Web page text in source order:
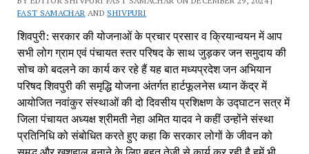
FAST SAMACHAR AND SHIVPURI
शिवपुरी: सरकार की योजनाओं के प्रचार प्रसार व क्रियान्वयन में आप
सभी लोग ग्राम एवं पंचायत स्तर परिषद के साथ जुड़कर जन समुदाय की
सोच को बदलने का कार्य कर रहे हैं यह बात मध्यप्रदेश जन अभियान
परिषद शिवपुरी की समृद्धि योजना अंतर्गत हार्टफूलनेस ध्यान केंद्र में
आयोजित नवांकुर संस्थाओं की दो दिवसीय प्रशिक्षण के उद्घाटन सत्र में
जिला पंचायत अध्यक्ष श्रीमती नेहा अमित यादव ने कहीं उन्होंने संस्था
प्रतिनिधि को संबोधित करते हुए कहा कि सरकार लोगों के जीवन को